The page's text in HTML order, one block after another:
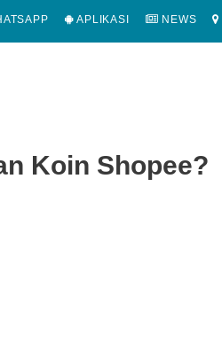
APLIKASI NEWS
Koin Shopee?